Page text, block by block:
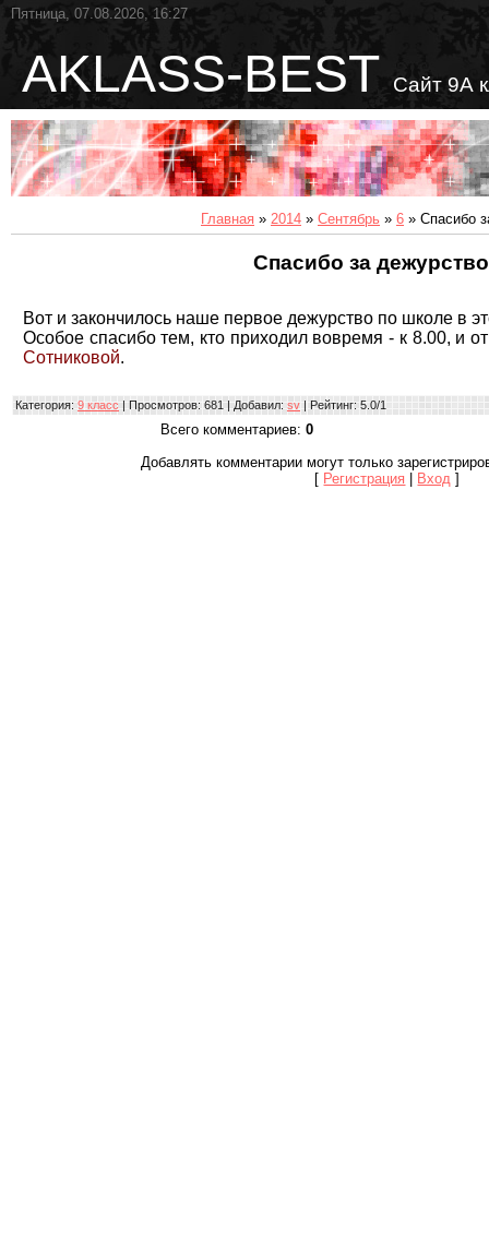
Пятница, 07.08.2026, 16:27
AKLASS-BEST Сайт 9А
Главная » 2014 » Сентябрь » 6 » Спасибо
Спасибо за
Вот и закончилось наше первое дежурство по школе в
Особое спасибо тем, кто приходил вовремя - к 8.00, и
Сотниковой.
Категория: 9 класс | Просмотров: 681 | Добавил: sv | Рейтинг: 5.0/1
Всего комментариев: 0
Добавлять комментарии могут только
[ Регистрация Вход ]